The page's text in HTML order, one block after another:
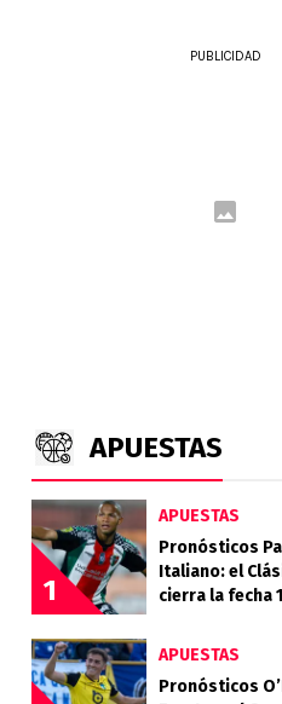
PUBLICIDAD
APUESTAS
1
APUESTAS
Pronósticos
Italiano: el
cierra la fecha
APUESTAS
Pronósticos